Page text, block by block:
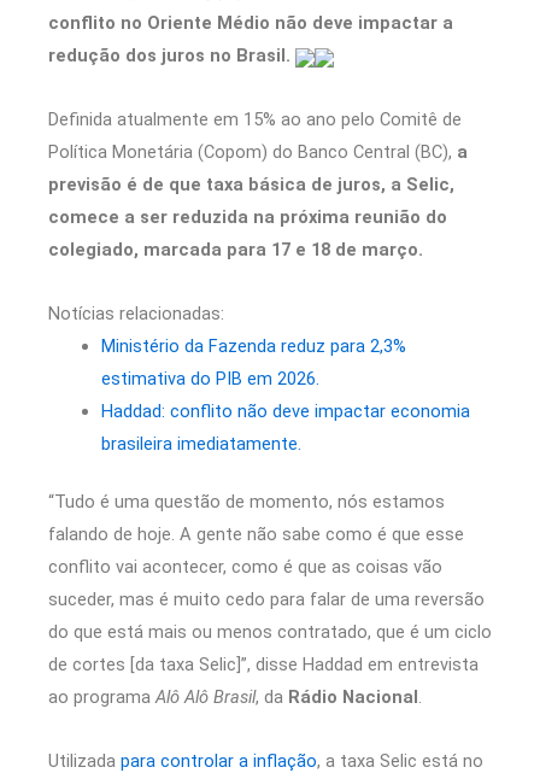
conflito no Oriente Médio não deve impactar a
redução dos juros no Brasil.
Definida atualmente em 15% ao ano pelo Comitê de
Política Monetária (Copom) do Banco Central (BC), a
previsão é de que taxa básica de juros, a Selic,
comece a ser reduzida na próxima reunião do
colegiado, marcada para 17 e 18 de março.
Notícias relacionadas:
Ministério da Fazenda reduz para 2,3%
estimativa do PIB em 2026.
Haddad: conflito não deve impactar economia
brasileira imediatamente.
“Tudo é uma questão de momento, nós estamos
falando de hoje. A gente não sabe como é que esse
conflito vai acontecer, como é que as coisas vão
suceder, mas é muito cedo para falar de uma reversão
do que está mais ou menos contratado, que é um ciclo
de cortes [da taxa Selic]”, disse Haddad em entrevista
ao programaAlô Alô Brasil, da Rádio Nacional .
Utilizada para controlar a inflação, a taxa Selic está no